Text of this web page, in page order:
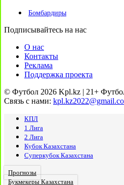
Бомбардиры
Подписывайтесь на нас
О нас
Контакты
Реклама
Поддержка проекта
© Футбол 2026 Kpl.kz | 21+
Связь с нами:
КПЛ
1 Лига
2 Лига
Кубок Казахстана
Суперкубок Казахстана
Прогнозы
Букмекеры Казахстана